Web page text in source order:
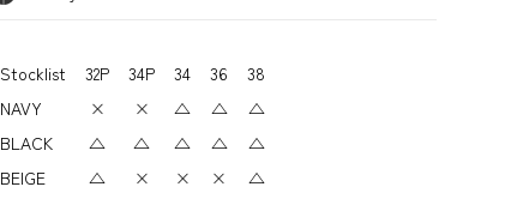
Stocklist 32P 34P 34 36
38
NAVY
× × △ △
△
BLACK
△ △ △ △
△
BEIGE
△ × × × △